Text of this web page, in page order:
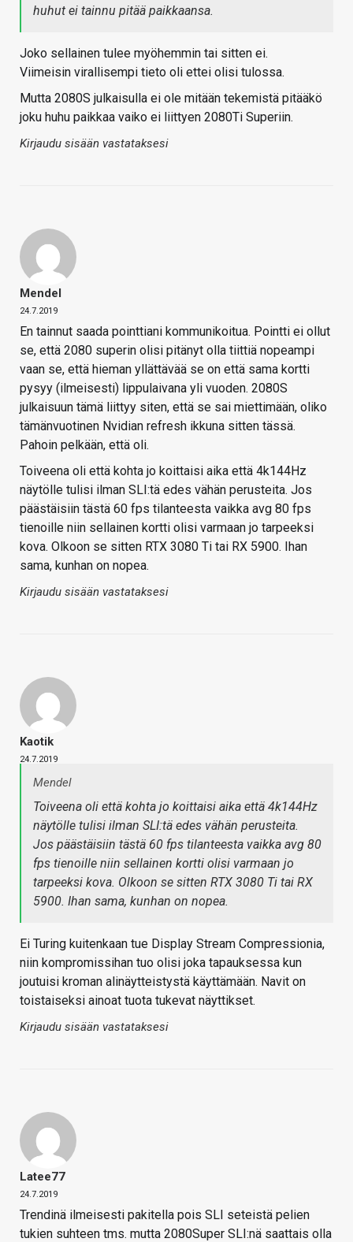
huhut ei tainnu pitää paikkaansa.
Joko sellainen tulee myöhemmin tai sitten ei.
Viimeisin virallisempi tieto oli ettei olisi tulossa.
Mutta 2080S julkaisulla ei ole mitään tekemistä pitääkö
joku huhu paikkaa vaiko ei liittyen 2080Ti Superiin.
Kirjaudu sisään vastataksesi
Mendel
24.7.2019
En tainnut saada pointtiani kommunikoitua. Pointti ei ollut
se, että 2080 superin olisi pitänyt olla tiittiä nopeampi
vaan se, että hieman yllättävää se on että sama kortti
pysyy (ilmeisesti) lippulaivana yli vuoden. 2080S
julkaisuun tämä liittyy siten, että se sai miettimään, oliko
tämänvuotinen Nvidian refresh ikkuna sitten tässä.
Pahoin pelkään, että oli.
Toiveena oli että kohta jo koittaisi aika että 4k144Hz
näytölle tulisi ilman SLI:tä edes vähän perusteita. Jos
päästäisiin tästä 60 fps tilanteesta vaikka avg 80 fps
tienoille niin sellainen kortti olisi varmaan jo tarpeeksi
kova. Olkoon se sitten RTX 3080 Ti tai RX 5900. Ihan
sama, kunhan on nopea.
Kirjaudu sisään vastataksesi
Kaotik
24.7.2019
Mendel
Toiveena oli että kohta jo koittaisi aika että 4k144Hz
näytölle tulisi ilman SLI:tä edes vähän perusteita.
Jos päästäisiin tästä 60 fps tilanteesta vaikka avg 80
fps tienoille niin sellainen kortti olisi varmaan jo
tarpeeksi kova. Olkoon se sitten RTX 3080 Ti tai RX
5900. Ihan sama, kunhan on nopea.
Ei Turing kuitenkaan tue Display Stream Compressionia,
niin kompromissihan tuo olisi joka tapauksessa kun
joutuisi kroman alinäytteistystä käyttämään. Navit on
toistaiseksi ainoat tuota tukevat näyttikset.
Kirjaudu sisään vastataksesi
Latee77
24.7.2019
Trendinä ilmeisesti pakitella pois SLI seteistä pelien
tukien suhteen tms. mutta 2080Super SLI:nä saattais olla